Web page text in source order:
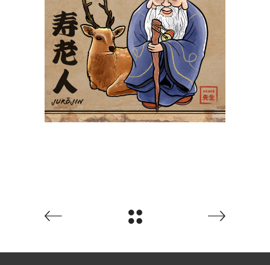
Jurōjin 寿老人
Yokaidex